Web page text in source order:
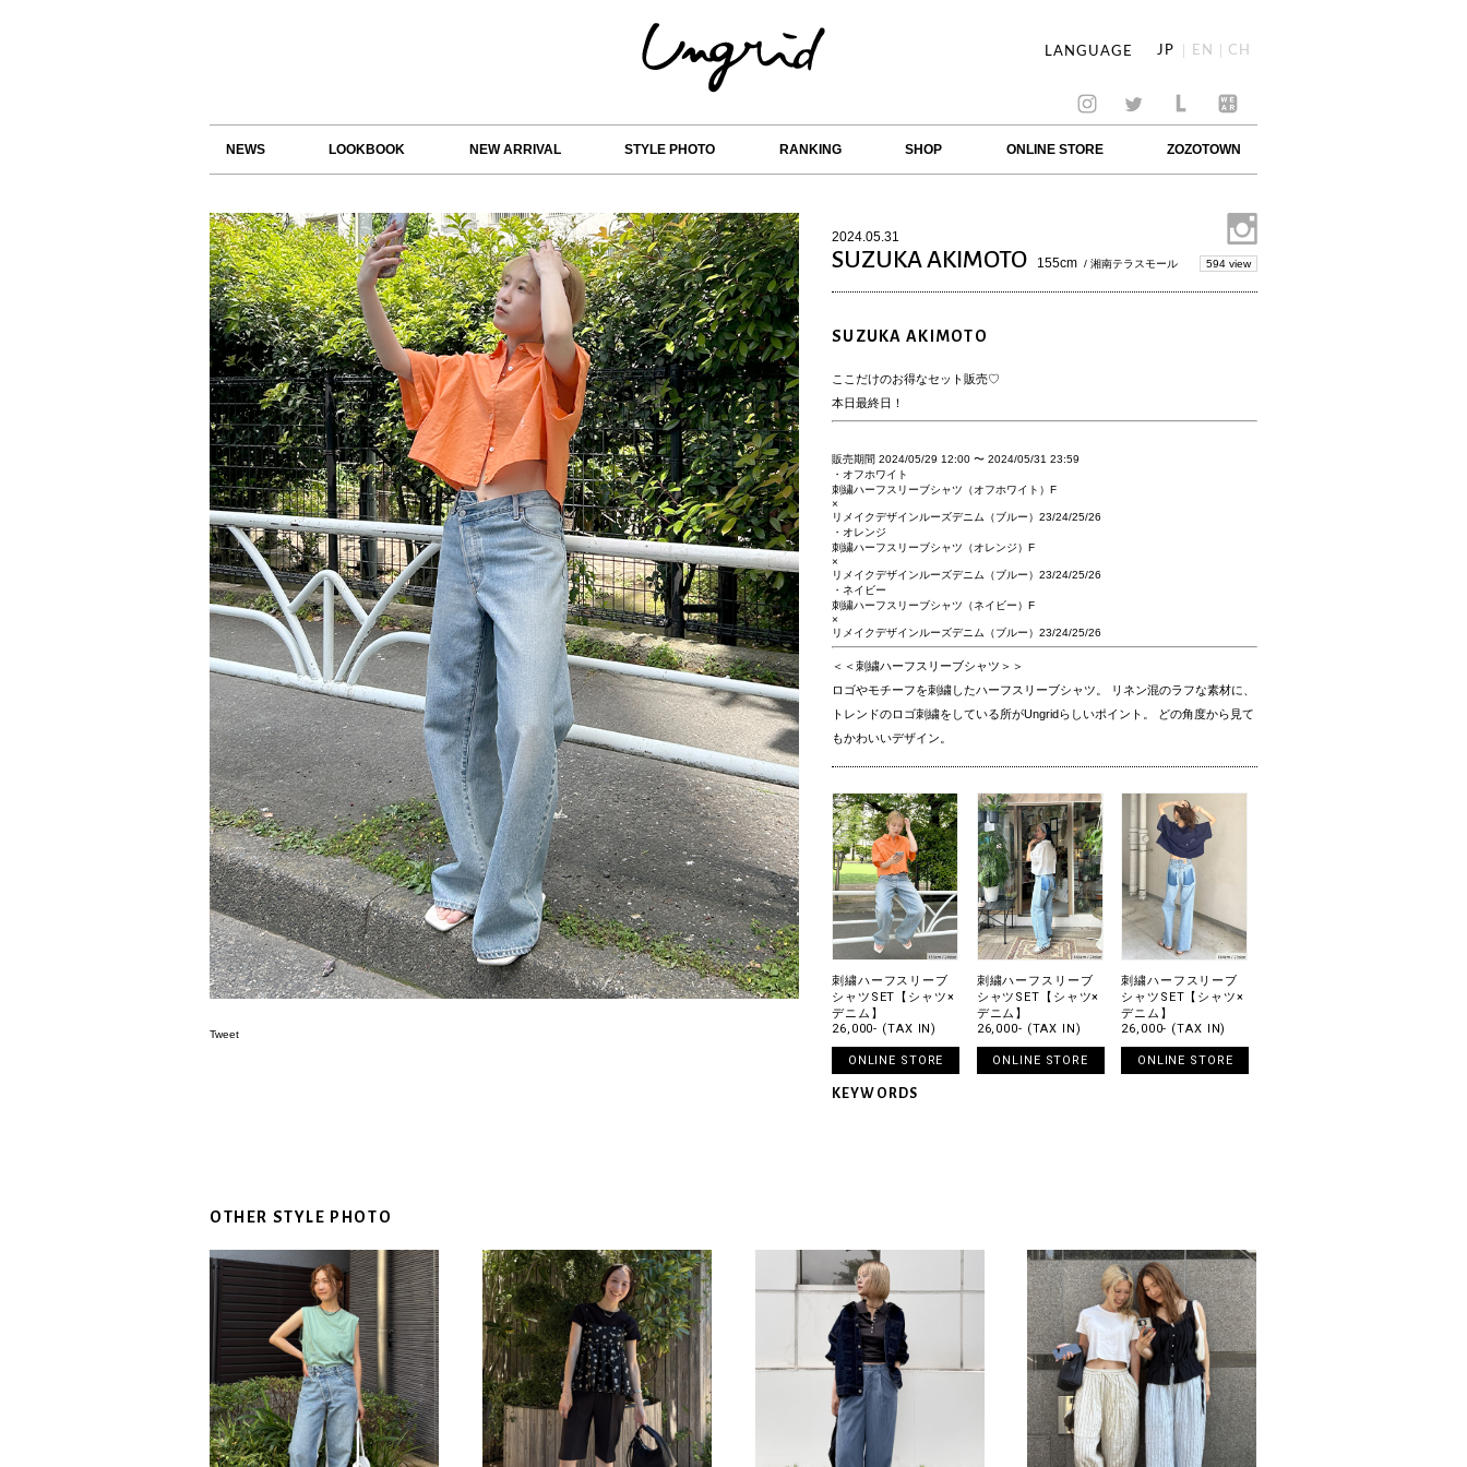
LANGUAGE JP EN CH
NEWS LOOKBOOK NEW ARRIVAL STYLE PHOTO RANKING SHOP ONLINE STORE ZOZOTOWN
Tweet
2024.05.31
SUZUKA AKIMOTO 155cm / 湘南テラスモール 594 view
SUZUKA AKIMOTO
ここだけのお得なセット販売♡
本日最終日！
販売期間 2024/05/29 12:00〜 2024/05/31 23:59
・オフホワイト
刺繍ハーフスリーブシャツ（オフホワイト）F
×
リメイクデザインルーズデニム（ブルー）23/24/25/26
・オレンジ
刺繍ハーフスリーブシャツ（オレンジ）F
×
リメイクデザインルーズデニム（ブルー）23/24/25/26
・ネイビー
刺繍ハーフスリーブシャツ（ネイビー）F
×
リメイクデザインルーズデニム（ブルー）23/24/25/26
＜＜刺繍ハーフスリーブシャツ＞＞
ロゴやモチーフを刺繍したハーフスリーブシャツ。 リネン混のラフな素材に、
トレンドのロゴ刺繍をしている所がUngridらしいポイント。 どの角度から見て
もかわいいデザイン。
刺繍ハーフスリーブ
シャツSET【シャツ×
デニム】
26,000- (TAX IN)
ONLINE STORE
刺繍ハーフスリーブ
シャツSET【シャツ×
デニム】
26,000- (TAX IN)
ONLINE STORE
刺繍ハーフスリーブ
シャツSET【シャツ×
デニム】
26,000- (TAX IN)
ONLINE STORE
KEYWORDS
OTHER STYLE PHOTO